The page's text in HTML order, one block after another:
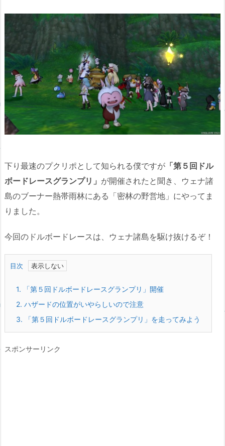
下り最速のプクリポとして知られる僕ですが 「第５回ドル
ボードレースグランプリ」 が開催されたと聞き、ウェナ諸
島のブーナー熱帯雨林にある「密林の野営地」にやってま
りました。
今回のドルボードレースは、ウェナ諸島を駆け抜けるぞ！
目次
1. 「第５回ドルボードレースグランプリ」開催
2. ハザードの位置がいやらしいので注意
3. 「第５回ドルボードレースグランプリ」を走ってみよう
スポンサーリンク